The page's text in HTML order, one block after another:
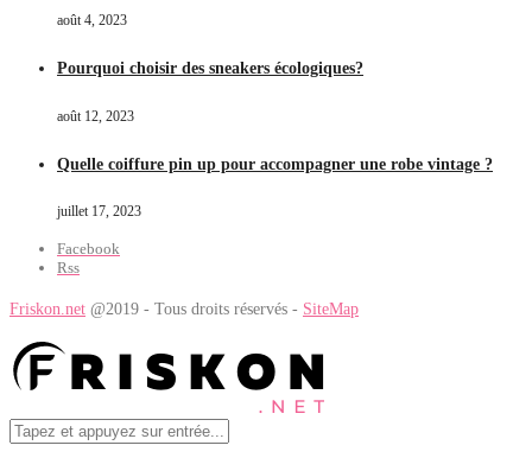
août 4, 2023
Pourquoi choisir des sneakers écologiques?
août 12, 2023
Quelle coiffure pin up pour accompagner une robe vintage ?
juillet 17, 2023
Facebook
Rss
Friskon.net @2019 - Tous droits réservés - SiteMap